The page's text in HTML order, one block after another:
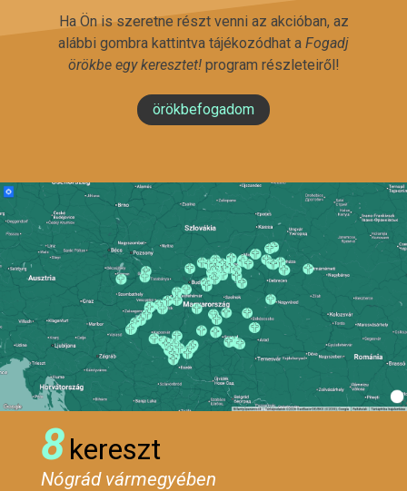
Ha Ön is szeretne részt venni az akcióban, az
alábbi gombra kattintva tájékozódhat a Fogadj
örökbe egy keresztet!program részleteiről!
örökbefogadom
8kereszt
Nógrád vármegyében